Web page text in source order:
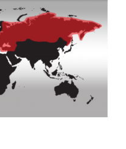
Svenska
Middle East and Africa
India
Asia Pacific